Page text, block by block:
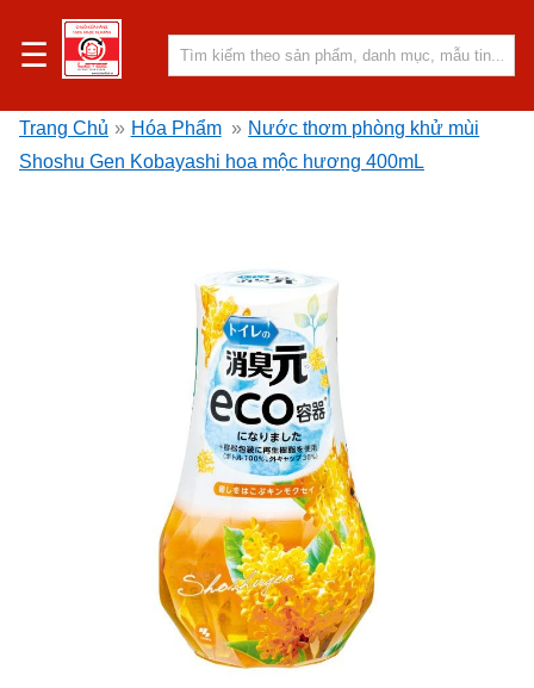
☰
Trang Chủ » Hóa Phẩm » Nước thơm phòng khử mùi
Shoshu Gen Kobayashi hoa mộc hương 400mL